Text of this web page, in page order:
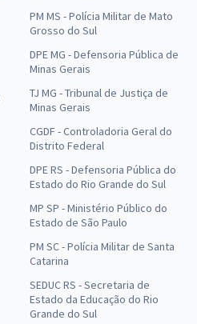
PM MS - Polícia Militar de Mato
Grosso do Sul
DPE MG - Defensoria Pública de
Minas Gerais
TJ MG - Tribunal de Justiça de
Minas Gerais
CGDF - Controladoria Geral do
Distrito Federal
DPE RS - Defensoria Pública do
Estado do Rio Grande do Sul
MP SP - Ministério Público do
Estado de São Paulo
PM SC - Polícia Militar de Santa
Catarina
SEDUC RS - Secretaria de
Estado da Educação do Rio
Grande do Sul